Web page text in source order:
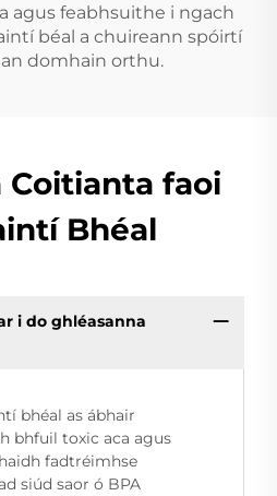
agus feabhsuithe i ngach
béal a chuireann spóirtí
domhain orthu.
Coitianta faoi
Bhéal
i do ghléasanna
bhéal as ábhair
bhfuil toxic aca agus
fadtréimhse
siúd saor ó BPA